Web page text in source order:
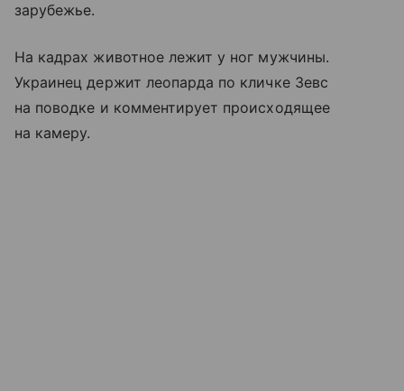
зарубежье.
На кадрах животное лежит у ног мужчины.
Украинец держит леопарда по кличке Зевс
на поводке и комментирует происходящее
на камеру.